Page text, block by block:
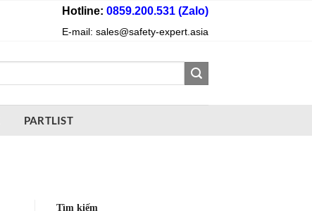
Hotline: 0859.200.531 (Zalo)
E-mail: sales@safety-expert.asia
PARTLIST
Tìm kiếm